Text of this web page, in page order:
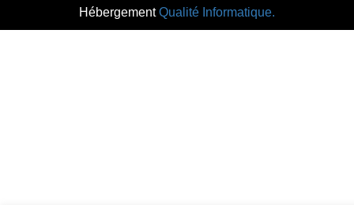
HébergementQualité Informatique.